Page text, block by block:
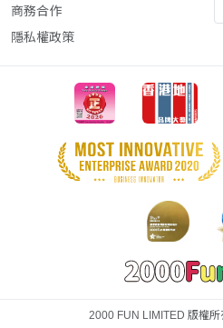
商務合作
隱私權政策
2000 FUN LIMITED 版權所